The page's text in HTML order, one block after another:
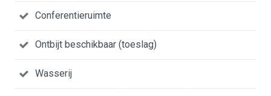
Conferentieruimte
Ontbijt beschikbaar (toeslag)
Wasserij